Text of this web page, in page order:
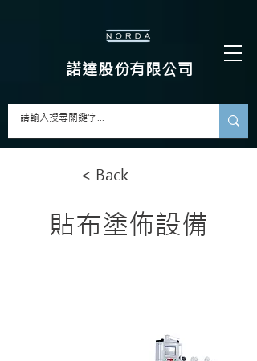
​諾達股份有限公司
< Back
貼布塗佈設備